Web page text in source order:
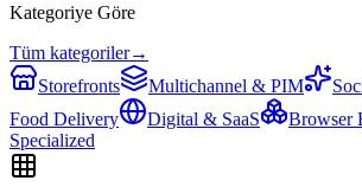
Kategoriye Göre
Tüm kategoriler→
Storefronts
Multichannel & PIM
Food Delivery
Digital & SaaS
Browser
Specialized